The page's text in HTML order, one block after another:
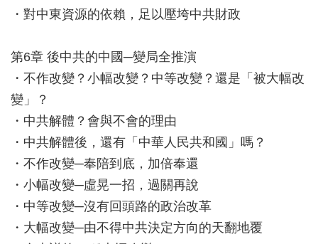
・對中東資源的依賴，足以壓垮中共財政
第6章 後中共的中國─變局全推演
・不作改變？小幅改變？中等改變？還是「被大幅改
變」？
・中共解體？會與不會的理由
・中共解體後，還有「中華人民共和國」嗎？
・不作改變─奉陪到底，加倍奉還
・小幅改變─虛晃一招，過關再說
・中等改變─沒有回頭路的政治改革
・大幅改變─由不得中共決定方向的天翻地覆